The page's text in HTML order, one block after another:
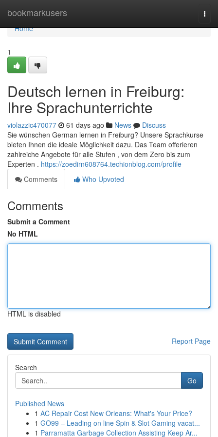
bookmarkusers
Home
Home
1
Deutsch lernen in Freiburg:
Ihre Sprachunterrichte
violazzic470077 61 days ago News
Discuss
Sie wünschen German lernen in Freiburg? Unsere Sprachkurse
bieten Ihnen die ideale Möglichkeit dazu. Das Team offerieren
zahlreiche Angebote für alle Stufen , von dem Zero bis zum
Experten . https://zoedirn608764.techionblog.com/profile
Comments
Who Upvoted
Comments
Submit a Comment
No HTML
HTML is disabled
Report Page
Search
Go
Published News
1 AC Repair Cost New Orleans: What's Your Price?
1 GO99 – Leading on line Spin & Slot Gaming vacat...
1 Parramatta Garbage Collection Assisting Keep Ar...